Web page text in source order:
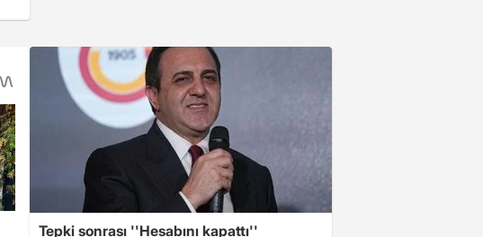
Tepki sonrası ''Hesabını kapattı''